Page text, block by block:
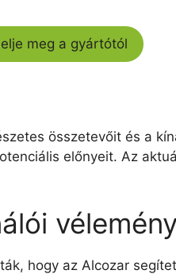
meg a gyártótól
összetevőit és a
előnyeit. Az
hogy az Alcozar